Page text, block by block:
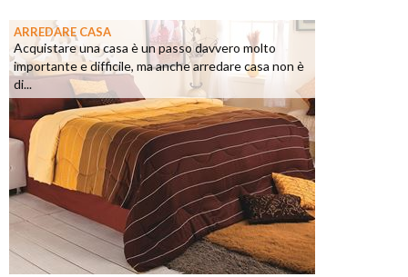
ARREDARE CASA
Acquistare una casa è un passo davvero molto
importante e difficile, ma anche arredare casa non è
di...